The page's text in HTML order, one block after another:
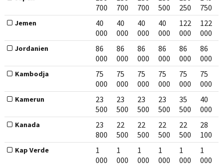
700
700
700
500
250
750
Jemen
40
000
40
000
40
000
40
000
122
000
122
000
Jordanien
86
000
86
000
86
000
86
000
86
000
86
000
Kambodja
75
000
75
000
75
000
75
000
75
000
75
000
Kamerun
23
500
23
500
23
500
23
500
35
500
40
000
Kanada
23
800
22
500
22
500
22
500
22
500
28
100
Kap Verde
1
000
1
000
1
000
1
000
1
000
1
000